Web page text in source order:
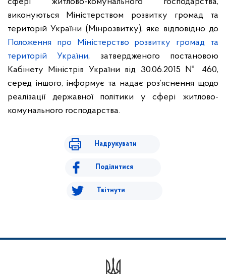
виконуються Міністерством розвитку громад та
територій України (Мінрозвитку), яке відповідно до
Положення про Міністерство розвитку громад та
територій України, затвердженого постановою
Кабінету Міністрів України від 30.06.2015 № 460,
серед іншого, інформує та надає роз’яснення щодо
реалізації державної політики у сфері житлово-
комунального господарства.
Надрукувати
Поділитися
Твітнути